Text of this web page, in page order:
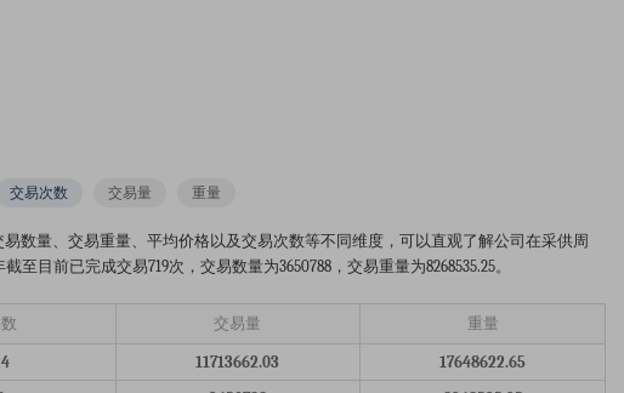
交易次数 交易量 重量
数量、交易重量、平均价格以及交易次数等不同维度，可以直观了解公司在采供周
目前已完成交易719次，交易数量为3650788，交易重量为8268535.25。
交易量 重量
11713662.03
17648622.65